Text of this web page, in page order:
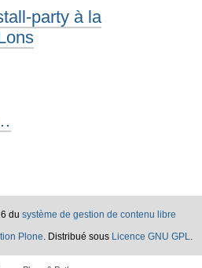
party à la
du système de gestion de contenu libre
Plone. Distribué sous Licence GNU GPL.